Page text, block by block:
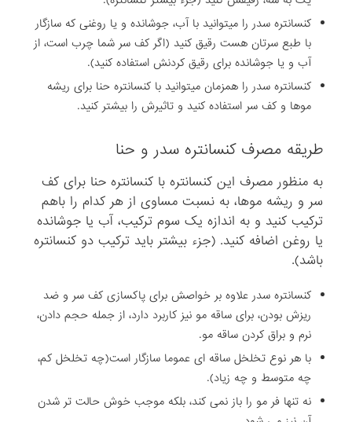
کنسانتره سدر را میتوانید با آب، جوشانده و یا روغنی که سازگار
با طبع سرتان هست رقیق کنید (اگر کف سر شما چرب است، از
آب و یا جوشانده برای رقیق کردنش استفاده کنید).
کنسانتره سدر را همزمان میتوانید با کنسانتره حنا برای ریشه
موها و کف سر استفاده کنید و تاثیرش را بیشتر کنید.
طریقه مصرف کنسانتره سدر و حنا
به منظور مصرف این کنسانتره با کنسانتره حنا برای کف
سر و ریشه موها، به نسبت مساوی از هر کدام را باهم
ترکیب کنید و به اندازه یک سوم ترکیب، آب یا جوشانده
یا روغن اضافه کنید. (جزء بیشتر باید ترکیب دو کنسانتره
باشد).
کنسانتره سدر علاوه بر خواصش برای پاکسازی کف سر و ضد
ریزش بودن، برای ساقه مو نیز کاربرد دارد، از جمله حجم دادن،
نرم و براق کردن ساقه مو.
با هر نوع تخلخل ساقه ای عموما سازگار است(چه تخلخل کم،
چه متوسط و چه زیاد).
نه تنها فر مو را باز نمی کند، بلکه موجب خوش حالت تر شدن